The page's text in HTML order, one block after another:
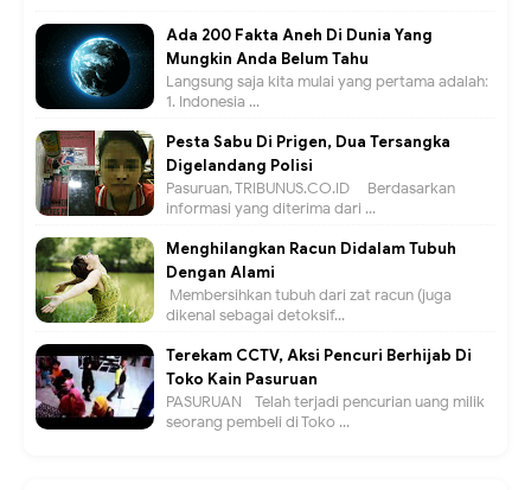
Ada 200 Fakta Aneh Di Dunia Yang
Mungkin Anda Belum Tahu
Langsung saja kita mulai yang pertama adalah:
1. Indonesia ...
Pesta Sabu Di Prigen, Dua Tersangka
Digelandang Polisi
Pasuruan, TRIBUNUS.CO.ID - Berdasarkan
informasi yang diterima dari ...
Menghilangkan Racun Didalam Tubuh
Dengan Alami
Membersihkan tubuh dari zat racun (juga
dikenal sebagai detoksif...
Terekam CCTV, Aksi Pencuri Berhijab Di
Toko Kain Pasuruan
PASURUAN - Telah terjadi pencurian uang milik
seorang pembeli di Toko ...